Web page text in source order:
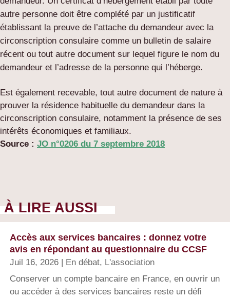
autre personne doit être complété par un justificatif
établissant la preuve de l’attache du demandeur avec la
circonscription consulaire comme un bulletin de salaire
récent ou tout autre document sur lequel figure le nom du
demandeur et l’adresse de la personne qui l’héberge.
Est également recevable, tout autre document de nature à
prouver la résidence habituelle du demandeur dans la
circonscription consulaire, notamment la présence de ses
intérêts économiques et familiaux.
Source : JO n°0206 du 7 septembre 2018
À LIRE AUSSI
Accès aux services bancaires : donnez votre
avis en répondant au questionnaire du CCSF
Juil 16, 2026 En débat, L'association
Conserver un compte bancaire en France, en ouvrir un
ou accéder à des services bancaires reste un défi